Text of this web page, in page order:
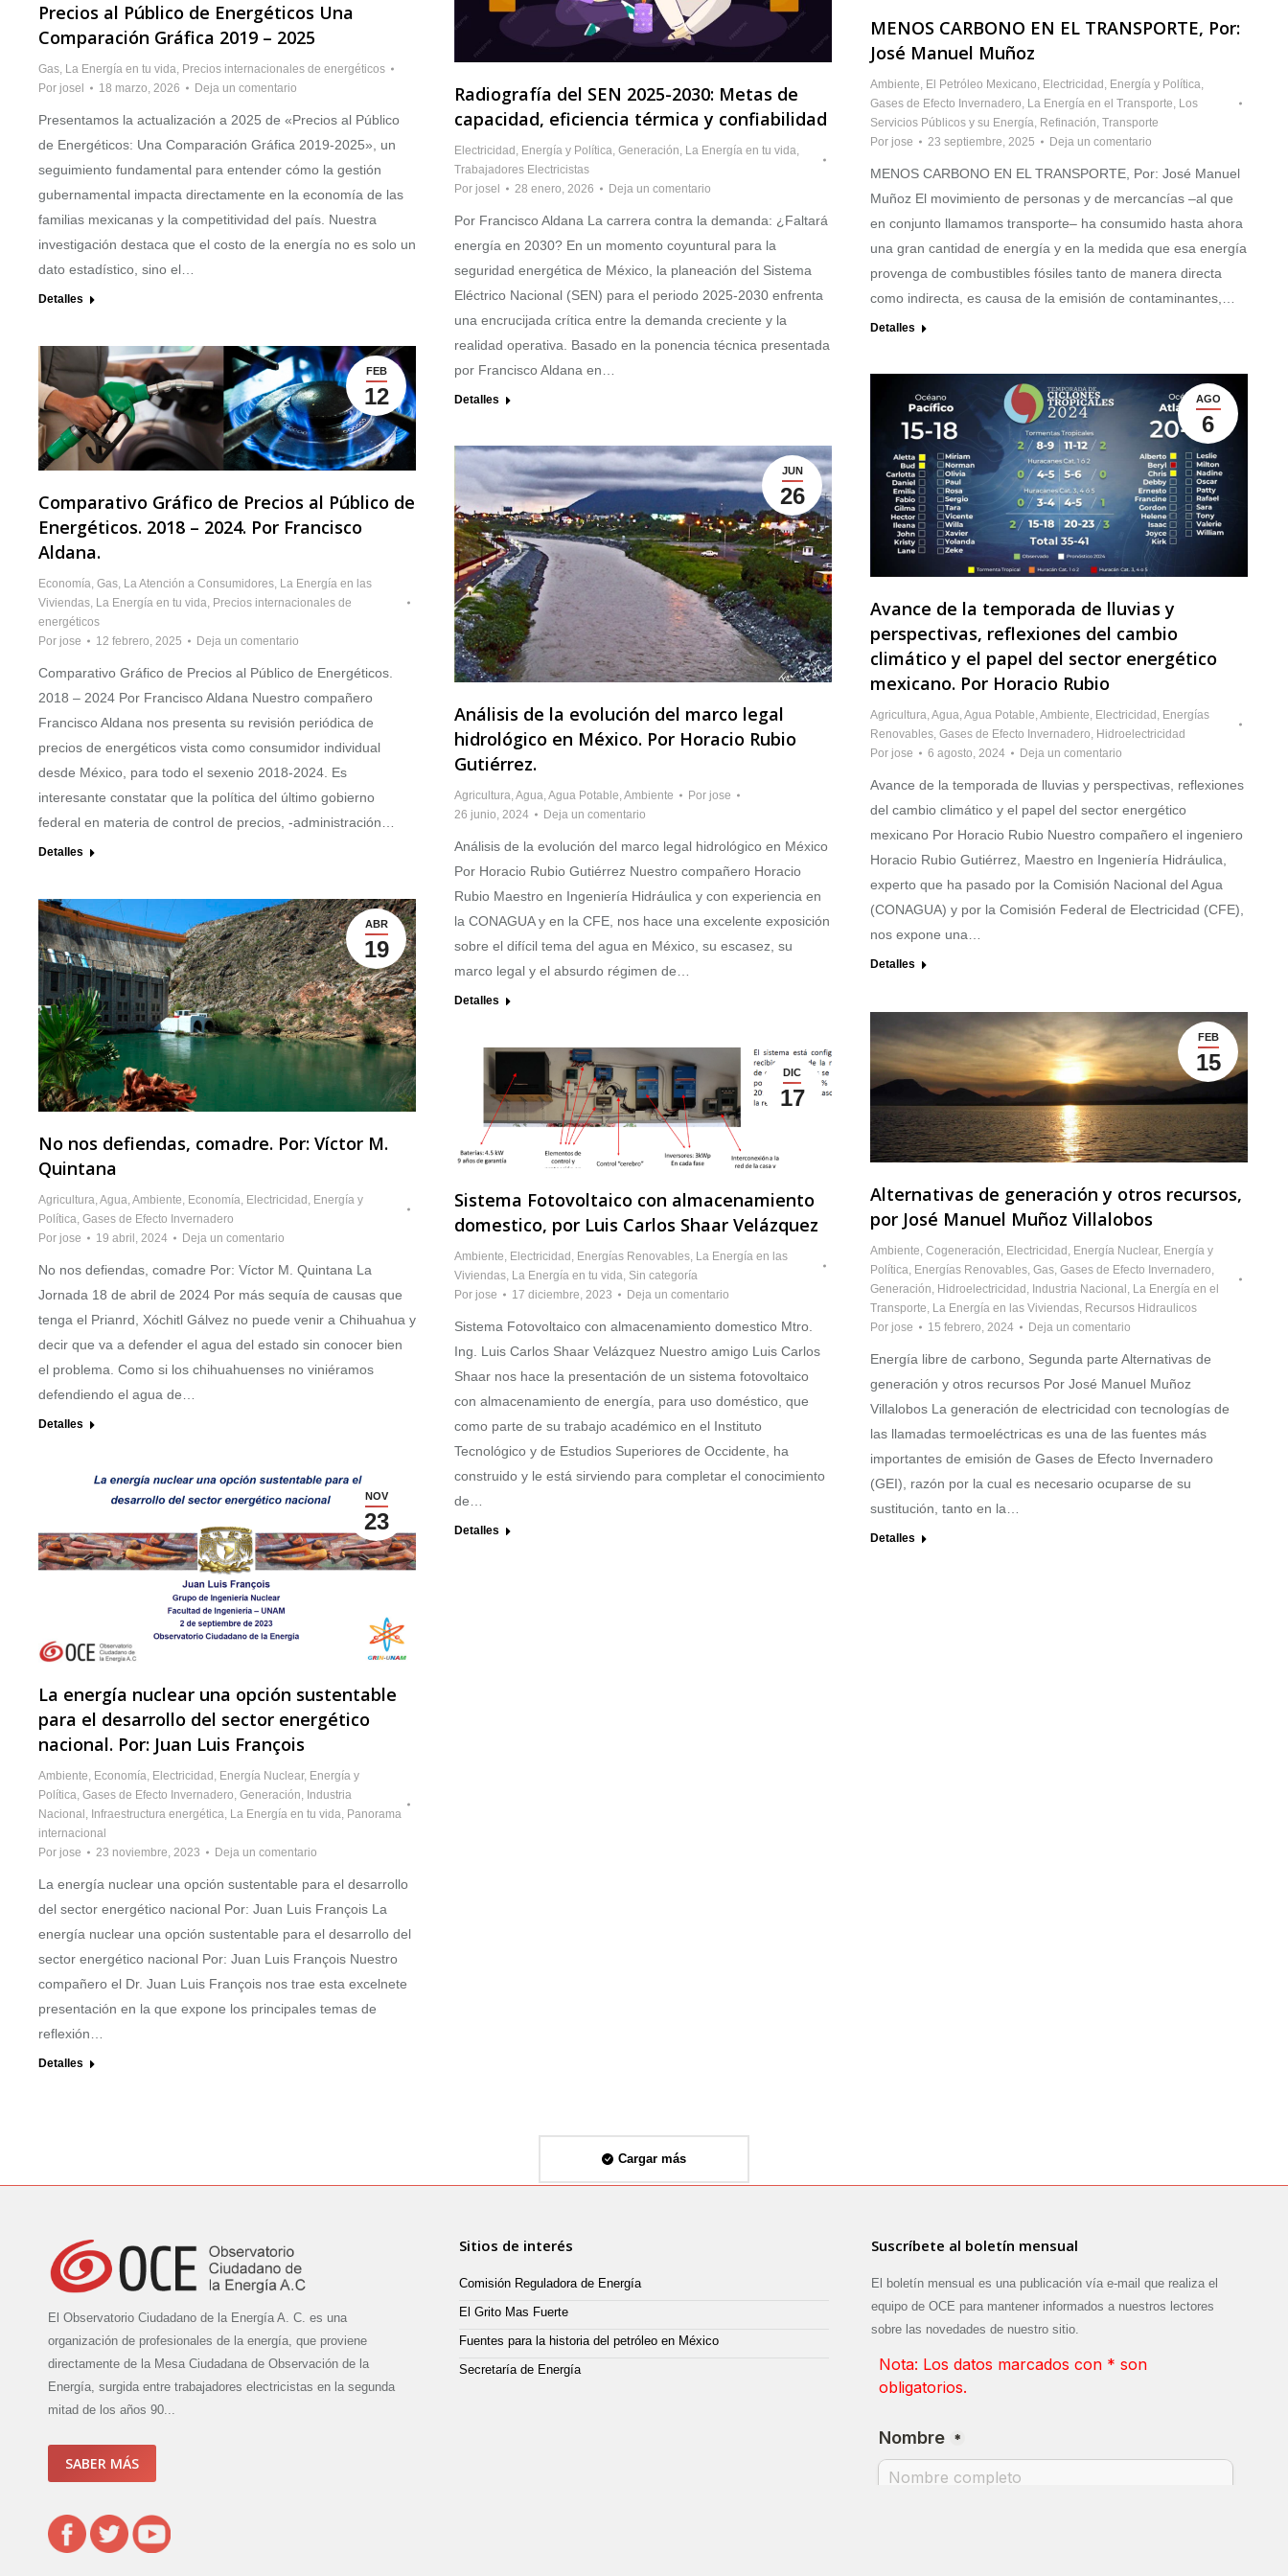
Precios al Público de Energéticos Una
Comparación Gráfica 2019 – 2025
Gas, La Energía en tu vida, Precios internacionales de energéticos
Por josel 18 marzo, 2026 Deja un comentario
Presentamos la actualización a 2025 de «Precios al Público
de Energéticos: Una Comparación Gráfica 2019-2025», un
seguimiento fundamental para entender cómo la gestión
gubernamental impacta directamente en la economía de las
familias mexicanas y la competitividad del país. Nuestra
investigación destaca que el costo de la energía no es solo un
dato estadístico, sino el…
Detalles
Radiografía del SEN 2025-2030: Metas de
capacidad, eficiencia térmica y confiabilidad
Electricidad Energía y Política Generación La Energía en tu vida
Trabajadores Electricistas
Por josel 28 enero, 2026 Deja un comentario
Por Francisco Aldana La carrera contra la demanda: ¿Faltará
energía en 2030? En un momento coyuntural para la
seguridad energética de México, la planeación del Sistema
Eléctrico Nacional (SEN) para el periodo 2025-2030 enfrenta
una encrucijada crítica entre la demanda creciente y la
realidad operativa. Basado en la ponencia técnica presentada
por Francisco Aldana en…
Detalles
MENOS CARBONO EN EL TRANSPORTE, Por:
José Manuel Muñoz
Ambiente El Petróleo Mexicano Electricidad Energía y Política
Gases de Efecto Invernadero La Energía en el Transporte Los
Servicios Públicos y su Energía Refinación Transporte
Por jose 23 septiembre, 2025 Deja un comentario
MENOS CARBONO EN EL TRANSPORTE, Por: José Manuel
Muñoz El movimiento de personas y de mercancías –al que
en conjunto llamamos transporte– ha consumido hasta ahora
una gran cantidad de energía y en la medida que esa energía
provenga de combustibles fósiles tanto de manera directa
como indirecta, es causa de la emisión de contaminantes,…
Detalles
FEB
12
Comparativo Gráfico de Precios al Público de
Energéticos. 2018 – 2024. Por Francisco
Aldana.
Economía, Gas, La Atención a Consumidores, La Energía en las
Viviendas, La Energía en tu vida, Precios internacionales de
energéticos
Por jose 12 febrero, 2025 Deja un comentario
Comparativo Gráfico de Precios al Público de Energéticos.
2018 – 2024 Por Francisco Aldana Nuestro compañero
Francisco Aldana nos presenta su revisión periódica de
precios de energéticos vista como consumidor individual
desde México, para todo el sexenio 2018-2024. Es
interesante constatar que la política del último gobierno
federal en materia de control de precios, -administración…
Detalles
AGO
6
Avance de la temporada de lluvias y
perspectivas, reflexiones del cambio
climático y el papel del sector energético
mexicano. Por Horacio Rubio
Agricultura,Agua,Agua Potable,Ambiente, Electricidad , Energías
Renovables, Gases de Efecto Invernadero, Hidroelectricidad
Por jose 6 agosto, 2024 Deja un comentario
Avance de la temporada de lluvias y perspectivas, reflexiones
del cambio climático y el papel del sector energético
mexicano Por Horacio Rubio Nuestro compañero el ingeniero
Horacio Rubio Gutiérrez, Maestro en Ingeniería Hidráulica,
experto que ha pasado por la Comisión Nacional del Agua
(CONAGUA) y por la Comisión Federal de Electricidad (CFE),
nos expone una…
Detalles
JUN
26
Análisis de la evolución del marco legal
hidrológico en México. Por Horacio Rubio
Gutiérrez.
Agricultura,Agua,Agua Potable,Ambiente Por jose
26 junio, 2024
Deja un comentario
Análisis de la evolución del marco legal hidrológico en México
Por Horacio Rubio Gutiérrez Nuestro compañero Horacio
Rubio Maestro en Ingeniería Hidráulica y con experiencia en
la CONAGUA y en la CFE, nos hace una excelente exposición
sobre el difícil tema del agua en México, su escasez, su
marco legal y el absurdo régimen de…
Detalles
ABR
19
No nos defiendas, comadre. Por: Víctor M.
Quintana
Agricultura Agua Ambiente Economía Electricidad Energía y
Política Gases de Efecto Invernadero
Por jose 19 abril, 2024 Deja un comentario
No nos defiendas, comadre Por: Víctor M. Quintana La
Jornada 18 de abril de 2024 Por más sequía de causas que
tenga el Prianrd, Xóchitl Gálvez no puede venir a Chihuahua y
decir que va a defender el agua del estado sin conocer bien
el problema. Como si los chihuahuenses no viniéramos
defendiendo el agua de…
Detalles
FEB
15
Alternativas de generación y otros recursos,
por José Manuel Muñoz Villalobos
Ambiente Cogeneración Electricidad Energía Nuclear, Energía y
Política Energías Renovables Gas Gases de Efecto Invernadero
Generación Hidroelectricidad Industria Nacional La Energía en el
Transporte La Energía en las Viviendas Recursos Hidraulicos
Por jose 15 febrero, 2024 Deja un comentario
Energía libre de carbono, Segunda parte Alternativas de
generación y otros recursos Por José Manuel Muñoz
Villalobos La generación de electricidad con tecnologías de
las llamadas termoeléctricas es una de las fuentes más
importantes de emisión de Gases de Efecto Invernadero
(GEI), razón por la cual es necesario ocuparse de su
sustitución, tanto en la…
Detalles
DIC
17
Sistema Fotovoltaico con almacenamiento
domestico, por Luis Carlos Shaar Velázquez
Ambiente, Electricidad, Energías Renovables, La Energía en las
Viviendas, La Energía en tu vida, Sin categoría
Por jose 17 diciembre, 2023 Deja un comentario
Sistema Fotovoltaico con almacenamiento domestico Mtro.
Ing. Luis Carlos Shaar Velázquez Nuestro amigo Luis Carlos
Shaar nos hace la presentación de un sistema fotovoltaico
con almacenamiento de energía, para uso doméstico, que
como parte de su trabajo académico en el Instituto
Tecnológico y de Estudios Superiores de Occidente, ha
construido y le está sirviendo para completar el conocimiento
de…
Detalles
NOV
23
La energía nuclear una opción sustentable
para el desarrollo del sector energético
nacional. Por: Juan Luis François
Ambiente, Economía, Electricidad , Energía Nuclear, Energía y
Política, Gases de Efecto Invernadero, Generación, Industria
Nacional , Infraestructura energética, La Energía en tu vida, Panorama
internacional
Por jose 23 noviembre, 2023 Deja un comentario
La energía nuclear una opción sustentable para el desarrollo
del sector energético nacional Por: Juan Luis François La
energía nuclear una opción sustentable para el desarrollo del
sector energético nacional Por: Juan Luis François Nuestro
compañero el Dr. Juan Luis François nos trae esta excelnete
presentación en la que expone los principales temas de
reflexión…
Detalles
Cargar más
El Observatorio Ciudadano de la Energía A. C. es una
organización de profesionales de la energía, que proviene
directamente de la Mesa Ciudadana de Observación de la
Energía, surgida entre trabajadores electricistas en la segunda
mitad de los años 90...
SABER MÁS
Sitios de interés
Comisión Reguladora de Energía
El Grito Mas Fuerte
Fuentes para la historia del petróleo en México
Secretaría de Energía
Suscríbete al boletín mensual
El boletín mensual es una publicación vía e-mail que realiza el
equipo de OCE para mantener informados a nuestros lectores
sobre las novedades de nuestro sitio.